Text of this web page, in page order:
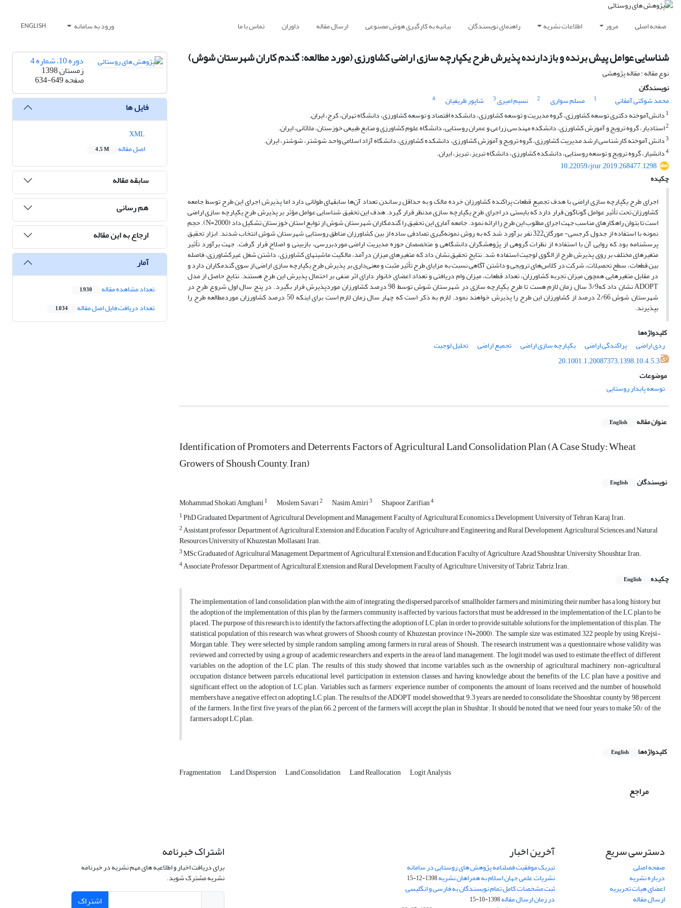
صفحه اصلی مرور اطلاعات نشریه راهنمای نویسندگان بیانیه به کارگیری هوش مصنوعی ارسال مقاله داوران تماس با ما ورود به سامانه ENGLISH
شناسایی عوامل پیش‏ برنده و بازدارنده پذیرش طرح یکپارچه‏ سازی اراضی کشاورزی (مورد مطالعه: گندم‏ کاران شهرستان شوش)
نوع مقاله : مقاله پژوهشی
نویسندگان
محمد شوکتی آمقانی
1 مسلم سواری 2 نسیم امیری3 شاپور ظریفیان
4
1 دانش‌آموخته دکتری توسعه کشاورزی، گروه مدیریت و توسعه کشاورزی، دانشکده اقتصاد و توسعه کشاورزی، دانشگاه تهران، کرج، ایران.
2استادیار، گروه ترویج و آموزش کشاورزی، دانشکده مهندسی زراعی و عمران روستایی، دانشگاه علوم کشاورزی و منابع طبیعی خوزستان، ملاثانی، ایران.
3دانش ‏آموخته کارشناسی ارشد مدیریت کشاورزی، گروه ترویج و آموزش کشاورزی، دانشکده کشاورزی، دانشگاه آزاد اسلامی واحد شوشتر، شوشتر، ایران.
4دانشیار، گروه ترویج و توسعه روستایی، دانشکده کشاورزی، دانشگاه تبریز، تبریز، ایران.
10.22059/jrur.2019.268477.1298
چکیده
اجرای طرح یکپارچه‏ سازی اراضی با هدف تجمیع قطعات پراکنده کشاورزان خرده‏ مالک و به حداقل رساندن تعداد آن‌ها سابقه‏ای طولانی دارد اما پذیرش اجرای این طرح توسط جامعه
کشاورزان تحت تأثیر عوامل گوناگون قرار دارد که بایستی در اجرای طرح یکپارچه ‏سازی مدنظر قرار گیرد. هدف این تحقیق شناسایی عوامل مؤثر بر پذیرش طرح یکپارچه‏ سازی اراضی
است تا بتوان راهکارهای مناسب جهت اجرای مطلوب این طرح را ارائه نمود. جامعه آماری این تحقیق را گندم‏کاران شهرستان شوش از توابع استان خوزستان تشکیل داد (2000=N). حجم
نمونه با استفاده از جدول کرجسی- مورگان322 نفر برآورد شد که به روش نمونه‌گیری تصادفی ساده از بین کشاورزان مناطق روستایی شهرستان شوش انتخاب شدند. ابزار تحقیق
پرسشنامه بود که روایی آن با استفاده از نظرات گروهی از پژوهشگران دانشگاهی و متخصصان حوزه مدیریت اراضی موردبررسی، بازبینی و اصلاح قرار گرفت. جهت برآورد تأثیر
متغیرهای مختلف بر روی پذیرش طرح از الگوی لوجیت استفاده شد. نتایج تحقیق نشان داد که متغیرهای میزان درآمد، مالکیت ماشین‏های کشاورزی، داشتن شغل غیرکشاورزی، فاصله
بین قطعات، سطح تحصیلات، شرکت در کلاس‌های ترویجی و داشتن آگاهی نسبت به مزایای طرح تأثیر مثبت و معنی‌داری بر پذیرش طرح یکپارچه‏ سازی اراضی از سوی گندم‏کاران دارد و
در مقابل متغیرهایی همچون میزان تجربه کشاورزان، تعداد قطعات، میزان وام دریافتی و تعداد اعضای خانوار دارای اثر منفی بر احتمال پذیرش این طرح هستند. نتایج حاصل از مدل
ADOPT نشان داد که3/9 سال زمان لازم هست تا طرح یکپارچه‏ سازی در شهرستان شوش توسط 98 درصد کشاورزان موردپذیرش قرار بگیرد. در پنج سال اول شروع طرح در
شهرستان شوش 2/66 درصد از کشاورزان این طرح را پذیرش خواهند نمود. لازم به ذکر است که چهار سال زمان لازم است برای اینکه 50 درصد کشاورزان موردمطالعه طرح را
بپذیرند.
کلیدواژه‌ها
ردی اراضی
پراکندگی اراضی یکپارچه‏ سازی اراضی تجمیع اراضی
تحلیل لوجیت
20.1001.1.20087373.1398.10.4.5.3
موضوعات
توسعه پایدار روستایی
عنوان مقاله English
Identification of Promoters and Deterrents Factors of Agricultural Land Consolidation Plan (A Case Study: Wheat
Growers of Shoush County, Iran)
نویسندگان English
Mohammad Shokati Amghani1 Moslem Savari2 Nasim Amiri3 Shapoor Zarifian4
1PhD Graduated, Department of Agricultural Development and Management, Faculty of Agricultural Economics & Development, University of Tehran, Karaj, Iran.
2Assistant professor, Department of Agricultural Extension and Education, Faculty of Agriculture and Engineering and Rural Development, Agricultural Sciences and Natural
Resources University of Khuzestan, Mollasani, Iran.
3MSc Graduated of Agricultural Management, Department of Agricultural Extension and Education, Faculty of Agriculture, Azad Shoushtar University, Shoushtar, Iran.
4Associate Professor, Department of Agricultural Extension and Rural Development, Faculty of Agriculture, University of Tabriz, Tabriz, Iran.
چکیده
English
The implementation of land consolidation plan with the aim of integrating the dispersed parcels of smallholder farmers and minimizing their number has a long history, but
the adoption of the implementation of this plan by the farmers community is affected by various factors that must be addressed in the implementation of the LC plan to be
placed. The purpose of this research is to identify the factors affecting the adoption of LC plan in order to provide suitable solutions for the implementation of this plan. The
statistical population of this research was wheat growers of Shoosh county of Khuzestan province (N=2000). The sample size was estimated 322 people by using Krejsi-
Morgan table. They were selected by simple random sampling among farmers in rural areas of Shoush. The research instrument was a questionnaire whose validity was
reviewed and corrected by using a group of academic researchers and experts in the area of land management. The logit model was used to estimate the effect of different
variables on the adoption of the LC plan. The results of this study showed that income variables such as the ownership of agricultural machinery, non-agricultural
occupation, distance between parcels, educational level, participation in extension classes and having knowledge about the benefits of the LC plan have a positive and
significant effect on the adoption of LC plan. Variables such as farmers' experience, number of components, the amount of loans received and the number of household
members have a negative effect on adopting LC plan. The results of the ADOPT model showed that 9.3 years are needed to consolidate the Shooshtar county by 98 percent
of the farmers. In the first five years of the plan, 66.2 percent of the farmers will accept the plan in Shushtar. It should be noted that we need four years to make 50% of the
farmers adopt LC plan.
کلیدواژه‌ها English
Fragmentation Land Dispersion Land Consolidation Land Reallocation Logit Analysis
مراجع
دوره 10، شماره 4
زمستان 1398
صفحه634-649
فایل ها
اصل مقاله
4.5 M
سابقه مقاله
هم رسانی
ارجاع به این مقاله
آمار
تعداد مشاهده مقاله 1,930
تعداد دریافت فایل اصل مقاله 1,034
دسترسی سریع
صفحه اصلی
درباره نشریه
اعضای هیات تحریریه
ارسال مقاله
آخرین اخبار
تبریک موفقیت فصلنامه پژوهش های روستایی در سامانه
نشریات علمی جهان اسلام به همراهان نشریه1398-12-15
ثبت مشخصات کامل تمام نویسندگان به فارسی و انگلیسی
در زمان ارسال مقاله1398-10-15
اشتراک خبرنامه
برای دریافت اخبار و اطلاعیه های مهم نشریه در خبرنامه
نشریه مشترک شوید.
اشتراک